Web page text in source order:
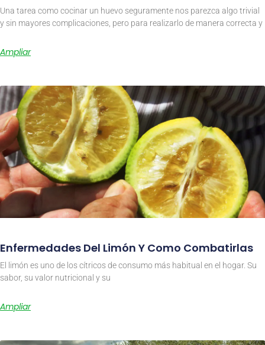
Una tarea como cocinar un huevo seguramente nos parezca algo trivial
y sin mayores complicaciones, pero para realizarlo de manera correcta y
Ampliar
Enfermedades Del Limón Y Como Combatirlas
El limón es uno de los cítricos de consumo más habitual en el hogar. Su
sabor, su valor nutricional y su
Ampliar